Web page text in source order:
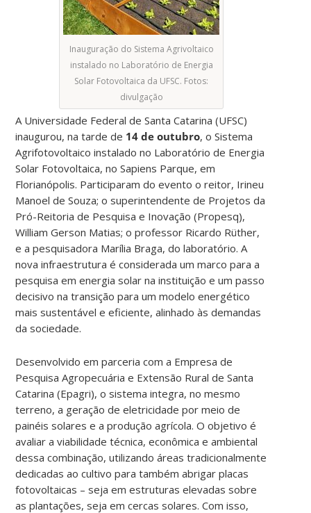
Inauguração do Sistema Agrivoltaico
instalado no Laboratório de Energia
Solar Fotovoltaica da UFSC. Fotos:
divulgação
A Universidade Federal de Santa Catarina (UFSC)
inaugurou, na tarde de 14 de outubro, o Sistema
Agrifotovoltaico instalado no Laboratório de Energia
Solar Fotovoltaica, no Sapiens Parque, em
Florianópolis. Participaram do evento o reitor, Irineu
Manoel de Souza; o superintendente de Projetos da
Pró-Reitoria de Pesquisa e Inovação (Propesq),
William Gerson Matias; o professor Ricardo Rüther,
e a pesquisadora Marília Braga, do laboratório. A
nova infraestrutura é considerada um marco para a
pesquisa em energia solar na instituição e um passo
decisivo na transição para um modelo energético
mais sustentável e eficiente, alinhado às demandas
da sociedade.
Desenvolvido em parceria com a Empresa de
Pesquisa Agropecuária e Extensão Rural de Santa
Catarina (Epagri), o sistema integra, no mesmo
terreno, a geração de eletricidade por meio de
painéis solares e a produção agrícola. O objetivo é
avaliar a viabilidade técnica, econômica e ambiental
dessa combinação, utilizando áreas tradicionalmente
dedicadas ao cultivo para também abrigar placas
fotovoltaicas – seja em estruturas elevadas sobre
as plantações, seja em cercas solares. Com isso,